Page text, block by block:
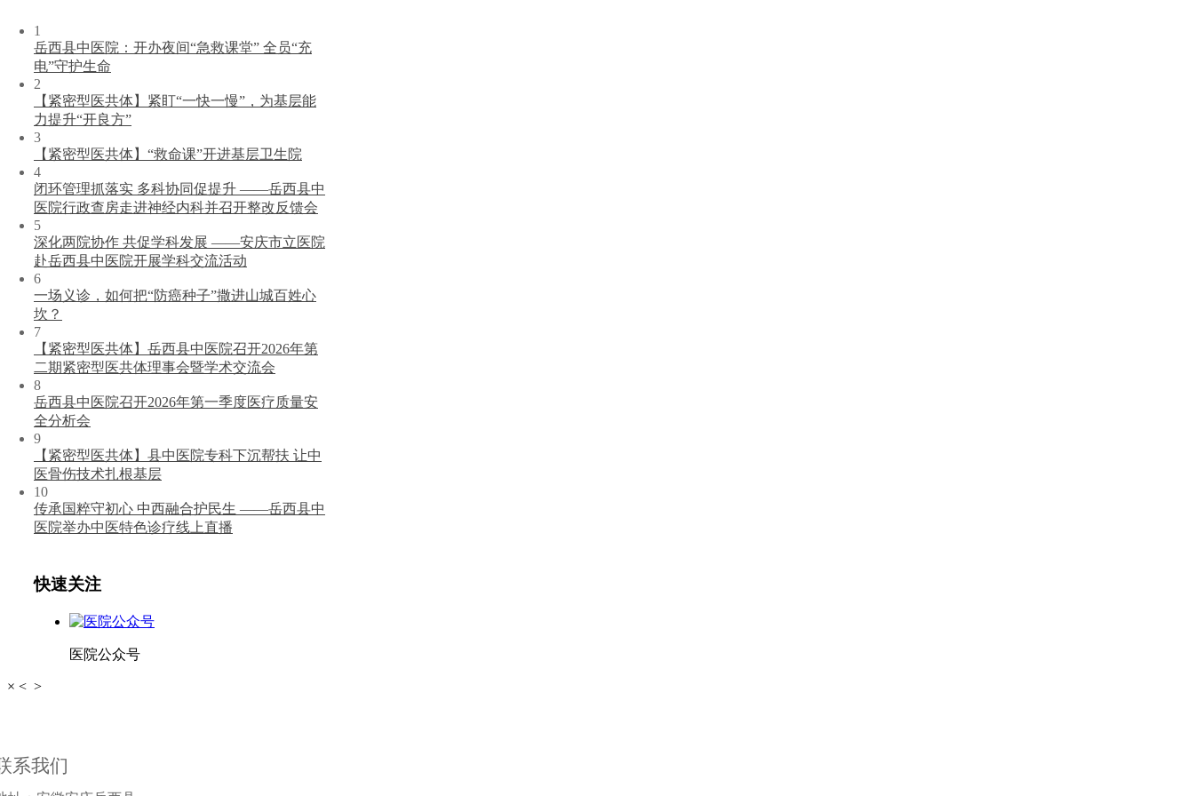
1
岳西县中医院：开办夜间“急救课堂” 全员“充
电”守护生命
2
【紧密型医共体】紧盯“一快一慢”，为基层能
力提升“开良方”
3
【紧密型医共体】“救命课”开进基层卫生院
4
闭环管理抓落实 多科协同促提升 ——岳西县中
医院行政查房走进神经内科并召开整改反馈会
5
深化两院协作 共促学科发展 ——安庆市立医院
赴岳西县中医院开展学科交流活动
6
一场义诊，如何把“防癌种子”撒进山城百姓心
坎？
7
【紧密型医共体】岳西县中医院召开2026年第
二期紧密型医共体理事会暨学术交流会
8
岳西县中医院召开2026年第一季度医疗质量安
全分析会
9
【紧密型医共体】县中医院专科下沉帮扶 让中
医骨伤技术扎根基层
10
传承国粹守初心 中西融合护民生 ——岳西县中
医院举办中医特色诊疗线上直播
快速关注
医院公众号
× < >
系我们